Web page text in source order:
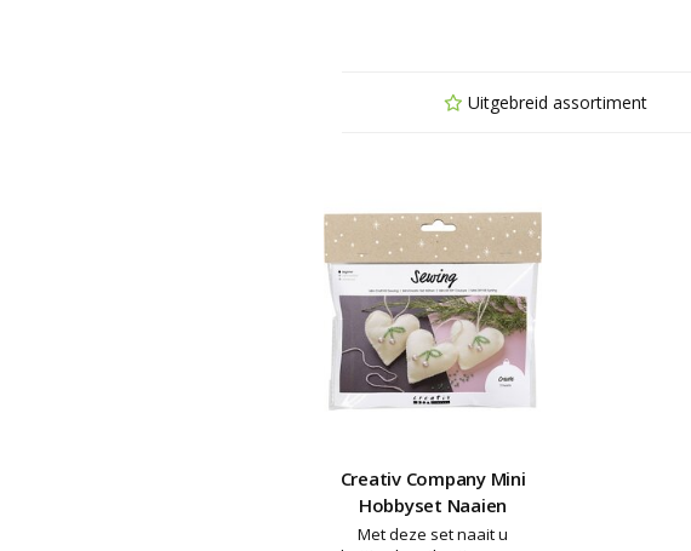
Uitgebreid assortiment
Creativ Company Mini
Hobbyset Naaien
Met deze set naait u